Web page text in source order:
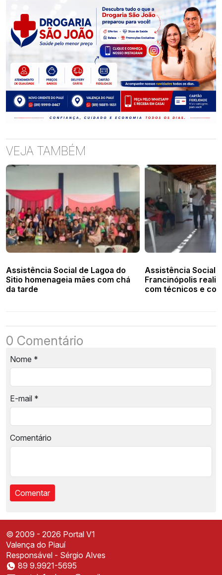
VEJA TAMBÉM
Assistência Social de Lagoa do
Sitio homenageia mães com chá
da tarde
Assistência Social
Francinópolis
com técnicos e
0 Comentário
Nome *
E-mail *
Comentário
Instale o Portal V1
© 2009 - 2026 Portal V1
Valença do Piauí
Responsável - Sérgio Alves
89 9.9921-5695